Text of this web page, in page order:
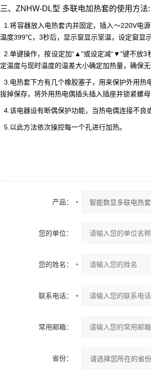
三、ZNHW-DL型 多联电加热套的使用方法:
1.将容器放入电热套内并固定，插入～220V电
温度399℃，3秒后，显示窗显示室温，设定窗显
2.单键操作，按设定加“▲"或设定减“▼"键不放3
定温度与现时温度的温差大小确定加热量，确保
3.电热套下方有几个橡胶塞子，用来保护外用
拔掉保存，将外用热电偶插头插入插座并锁紧螺
4.该电器设有断偶保护功能，当热电偶连接不良
5.以此方法依次操控每一个孔进行加热。
产品：
您的单位：
您的姓名：
联系电话：
常用邮箱：
省份：